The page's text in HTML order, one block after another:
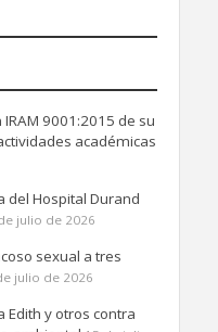
IRAM 9001:2015 de su
académicas
del Hospital Durand
julio de 2026
sexual a tres
julio de 2026
Edith y otros contra